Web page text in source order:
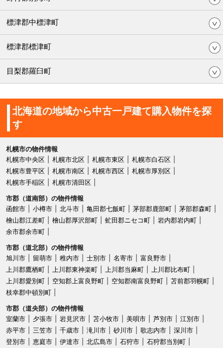
標津郡中標津町
標津郡標津町
目梨郡羅臼町
北海道の地域から中古一戸建て購入物件を探
す
札幌市の物件情報
札幌市中央区
札幌市北区 札幌市東区
札幌市白石区
札幌市豊平区
札幌市南区 札幌市西区
札幌市厚別区
札幌市手稲区
札幌市清田区
市郡（道南部）の物件情報
函館市
小樽市 北斗市 亀田郡七飯町 茅部郡鹿部町
茅部郡森町
檜山郡江差町
檜山郡厚沢部町 虻田郡ニセコ町
岩内郡岩内町
余市郡余市町
市郡（道北部）の物件情報
旭川市
留萌市 稚内市 士別市 名寄市
富良野市
上川郡鷹栖町
上川郡東神楽町 上川郡当麻町
上川郡比布町
上川郡愛別町
空知郡上富良野町 空知郡南富良野町
苫前郡羽幌町
枝幸郡中頓別町
市郡（道央部）の物件情報
室蘭市
夕張市 岩見沢市 苫小牧市 美唄市 芦別市
江別市
赤平市
三笠市 千歳市 滝川市 砂川市 歌志内市
深川市
登別市
恵庭市 伊達市 北広島市 石狩市
石狩郡当別町